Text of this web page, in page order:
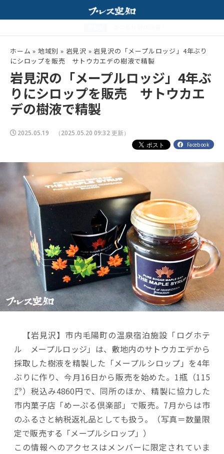
ホーム » 地域別 » 岩見沢 »岩見沢の「メープルロッジ」4年ぶり
にシロップを販売 サトウカエデの樹液で精製
岩見沢の「メープルロッジ」4年ぶ
りにシロップを販売 サトウカエ
デの樹液で精製
2025.05.19 （2025.05.20 09:32 更新）
Facebook
【岩見沢】市内毛陽町の温泉宿泊施設「ログホテ
ル メープルロッジ」は、敷地内のサトウカエデから
採取した樹液を精製した「メープルシロップ」を4年
ぶりに作り、今月16日から販売を始めた。1瓶（115
㌘）税込み4860円で、同所のほか、精製に協力した
市内菓子店「めーぷる倶楽部」で販売。7月からは市
のふるさと納税返礼品としても扱う。（写真＝数量限
定で販売する「メープルシロップ」）
この情報へのアクセスはメンバーに限定されていま